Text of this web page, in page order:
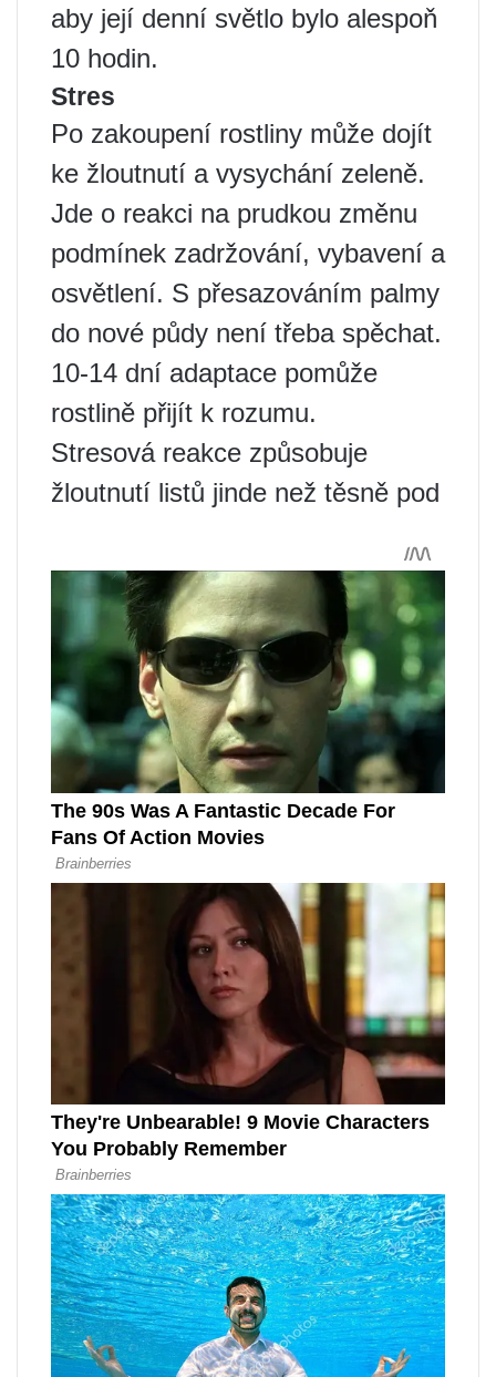
aby její denní světlo bylo alespoň
10 hodin.
Stres
Po zakoupení rostliny může dojít
ke žloutnutí a vysychání zeleně.
Jde o reakci na prudkou změnu
podmínek zadržování, vybavení a
osvětlení. S přesazováním palmy
do nové půdy není třeba spěchat.
10-14 dní adaptace pomůže
rostlině přijít k rozumu.
Stresová reakce způsobuje
žloutnutí listů jinde než těsně pod